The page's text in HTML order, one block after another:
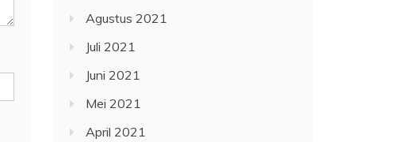
Agustus 2021
Juli 2021
Juni 2021
Mei 2021
April 2021